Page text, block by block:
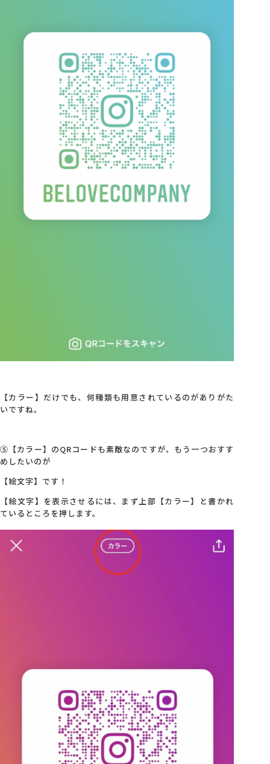
【カラー】だけでも、何種類も用意されているのがありがた
いですね。
⑤【カラー】のQRコードも素敵なのですが、もう一つおすす
めしたいのが
【絵文字】です！
【絵文字】を表示させるには、まず上部【カラー】と書かれ
ているところを押します。